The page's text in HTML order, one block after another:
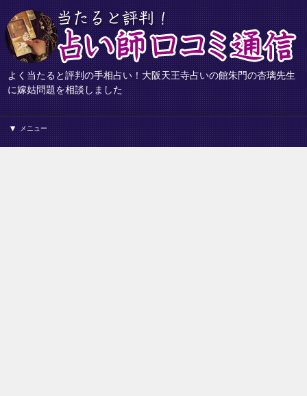
よく当たると評判の手相占い！大阪天王寺占いの館朱門の杏璃先生
に嫁姑問題を相談しました
メニュー